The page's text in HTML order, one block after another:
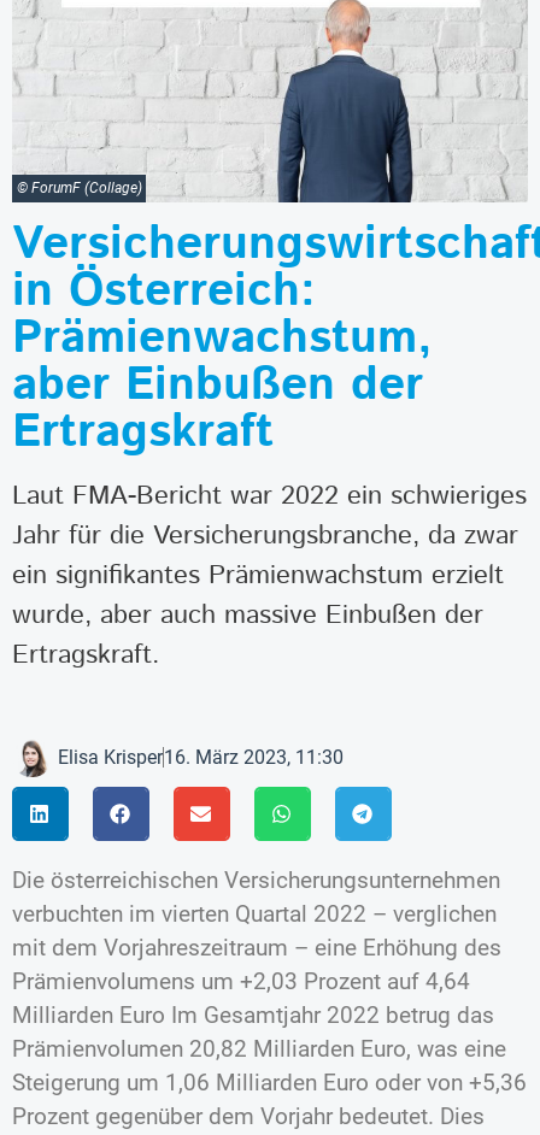
© ForumF (Collage)
in Österreich:
Prämienwachstum,
aber Einbußen der
Ertragskraft
Laut FMA-Bericht war 2022 ein schwieriges
Jahr für die Versicherungsbranche, da zwar
ein signifikantes Prämienwachstum erzielt
wurde, aber auch massive Einbußen der
Ertragskraft.
Elisa Krisper16. März 2023, 11:30
Die österreichischen Versicherungsunternehmen
verbuchten im vierten Quartal 2022 – verglichen
mit dem Vorjahreszeitraum – eine Erhöhung des
Prämienvolumens um +2,03 Prozent auf 4,64
Milliarden Euro Im Gesamtjahr 2022 betrug das
Prämienvolumen 20,82 Milliarden Euro, was eine
Steigerung um 1,06 Milliarden Euro oder von +5,36
Prozent gegenüber dem Vorjahr bedeutet. Dies